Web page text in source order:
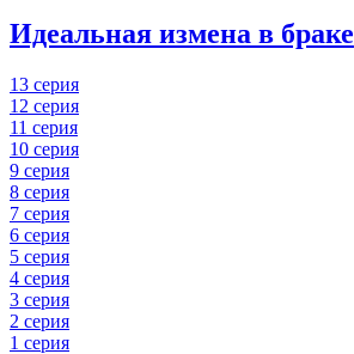
Идеальная измена в браке
13 серия
12 серия
11 серия
10 серия
9 серия
8 серия
7 серия
6 серия
5 серия
4 серия
3 серия
2 серия
1 серия